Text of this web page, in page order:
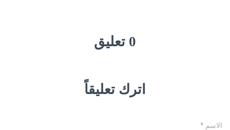
0 تعليق
اترك تعليقاً
الاسم *